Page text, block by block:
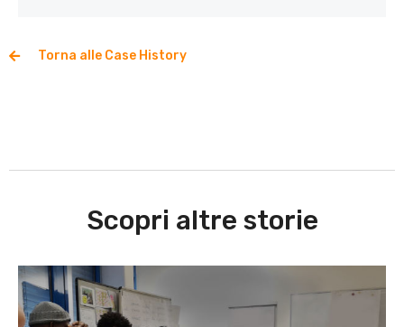
Torna alle Case History
Scopri altre storie